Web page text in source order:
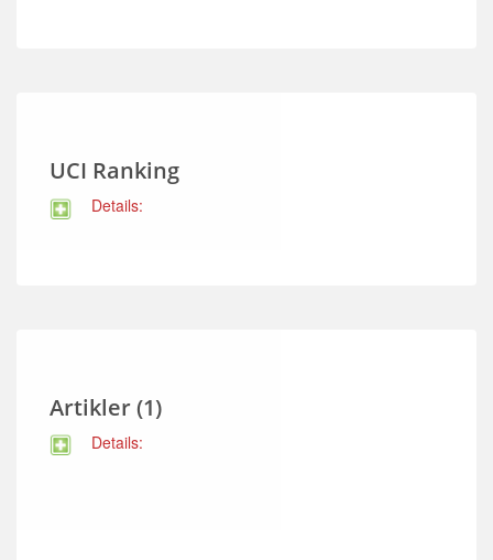
UCI Ranking
Details:
Artikler (1)
Details: